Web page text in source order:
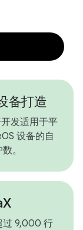
备打造
发适用于平
设备的自
。
过 9,000 行